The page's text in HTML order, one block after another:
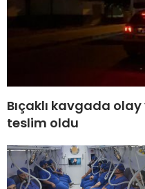
Bıçaklı kavgada
teslim oldu